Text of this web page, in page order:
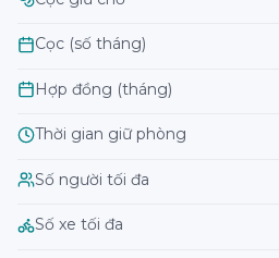
Cọc (số tháng)
Hợp đồng (tháng)
Thời gian giữ phòng
Số người tối đa
Số xe tối đa